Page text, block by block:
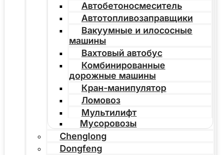
Автобетоносмеситель
Автотопливозаправщики
Вакуумные и илососные
машины
Вахтовый автобус
Комбинированные
дорожные машины
Кран-манипулятор
Ломовоз
Мультилифт
Мусоровозы
Chenglong
Dongfeng